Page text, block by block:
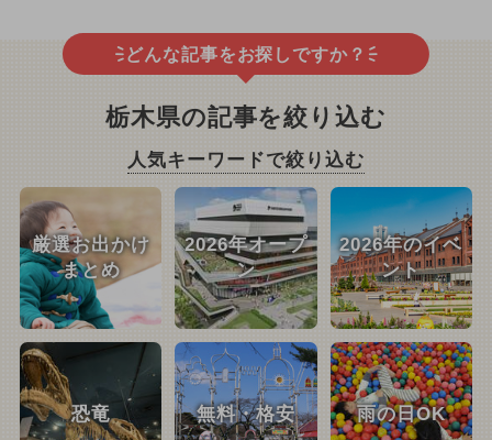
どんな記事をお探しですか？
栃木県の記事を絞り込む
人気キーワードで絞り込む
厳選お出かけ
まとめ
2026年オープ
ン
2026年のイベ
ント
恐竜 無料・格安 雨の日OK